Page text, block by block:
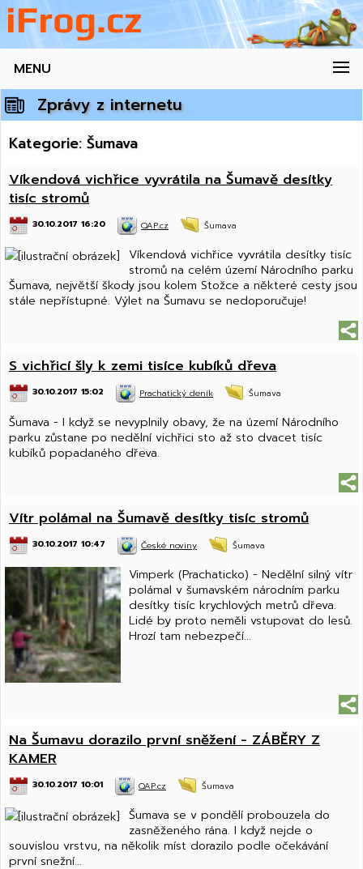
MENU
Zprávy z internetu
Kategorie: Šumava
Víkendová vichřice vyvrátila na Šumavě desítky
tisíc stromů
30.10.2017 16:20 QAP.cz Šumava
Víkendová vichřice vyvrátila desítky tisíc
stromů na celém území Národního parku
Šumava, největší škody jsou kolem Stožce a některé cesty jsou
stále nepřístupné. Výlet na Šumavu se nedoporučuje!
S vichřicí šly k zemi tisíce kubíků dřeva
30.10.2017 15:02 Prachatický deník Šumava
Šumava - I když se nevyplnily obavy, že na území Národního
parku zůstane po nedělní vichřici sto až sto dvacet tisíc
kubíků popadaného dřeva.
Vítr polámal na Šumavě desítky tisíc stromů
30.10.2017 10:47 České noviny Šumava
Vimperk (Prachaticko) - Nedělní silný vítr
polámal v šumavském národním parku
desítky tisíc krychlových metrů dřeva.
Lidé by proto neměli vstupovat do lesů.
Hrozí tam nebezpečí...
Na Šumavu dorazilo první sněžení - ZÁBĚRY Z
KAMER
30.10.2017 10:01 QAP.cz Šumava
Šumava se v pondělí probouzela do
zasněženého rána. I když nejde o
souvislou vrstvu, na několik míst dorazilo podle očekávání
první snežní...